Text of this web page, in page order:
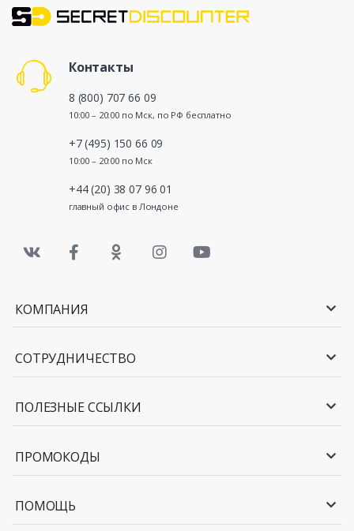
Контакты
8 (800) 707 66 09
10:00 – 20:00 по Мск, по РФ бесплатно
+7 (495) 150 66 09
10:00 – 20:00 по Мск
+44 (20) 38 07 96 01
главный офис в Лондоне
КОМПАНИЯ
СОТРУДНИЧЕСТВО
ПОЛЕЗНЫЕ ССЫЛКИ
ПРОМОКОДЫ
ПОМОЩЬ